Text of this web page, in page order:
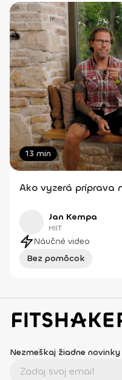
13 min
Ako vyzerá príprava
Jan Kempa
HIIT
Náučné video
Bez pomôcok
Nezmeškaj žiadne